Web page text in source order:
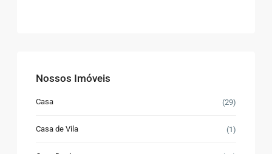
Nossos Imóveis
Casa (29)
Casa de Vila (1)